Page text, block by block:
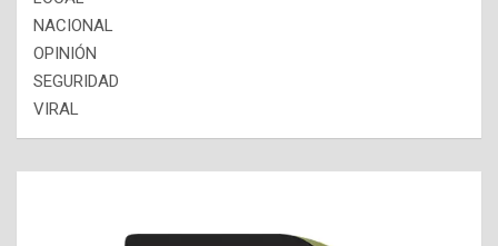
NACIONAL
OPINIÓN
SEGURIDAD
VIRAL